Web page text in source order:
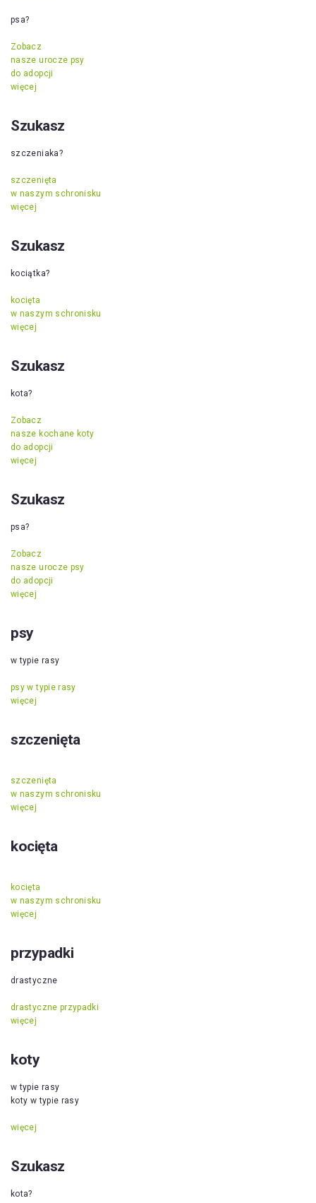
psa?
Zobacz
nasze urocze psy
do adopcji
więcej
Szukasz
szczeniaka?
szczenięta
w naszym schronisku
więcej
Szukasz
kociątka?
kocięta
w naszym schronisku
więcej
Szukasz
kota?
Zobacz
nasze kochane koty
do adopcji
więcej
Szukasz
psa?
Zobacz
nasze urocze psy
do adopcji
więcej
psy
w typie rasy
psy w typie rasy
więcej
szczenięta
szczenięta
w naszym schronisku
więcej
kocięta
kocięta
w naszym schronisku
więcej
przypadki
drastyczne
drastyczne przypadki
więcej
koty
w typie rasy
koty w typie rasy
więcej
Szukasz
kota?